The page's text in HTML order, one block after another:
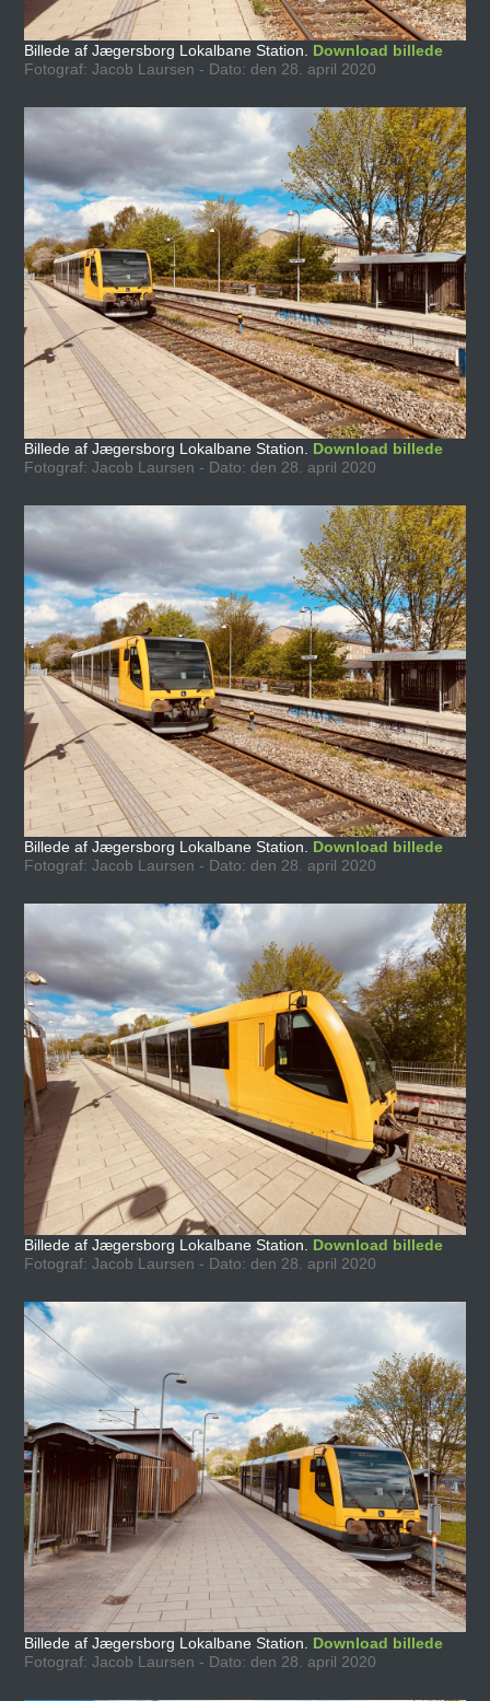
Billede af Jægersborg Lokalbane Station. Download billede
Fotograf: Jacob Laursen - Dato: den 28. april 2020
Billede af Jægersborg Lokalbane Station. Download billede
Fotograf: Jacob Laursen - Dato: den 28. april 2020
Billede af Jægersborg Lokalbane Station. Download billede
Fotograf: Jacob Laursen - Dato: den 28. april 2020
Billede af Jægersborg Lokalbane Station. Download billede
Fotograf: Jacob Laursen - Dato: den 28. april 2020
Billede af Jægersborg Lokalbane Station. Download billede
Fotograf: Jacob Laursen - Dato: den 28. april 2020